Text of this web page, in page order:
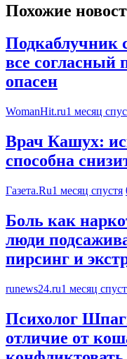
Похожие
Подкаблучник
все согласный
опасен
WomanHit.ru1 месяц
Врач Кашух:
способна
Газета.Ru1 месяц спустя
Боль как
люди
пирсинг и
runews24.ru1 месяц
Психолог
отличие от